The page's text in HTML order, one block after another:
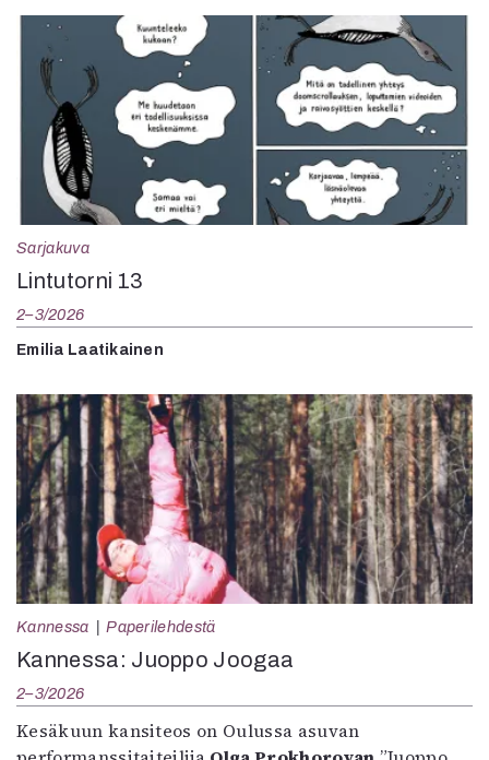
Sarjakuva
Lintutorni 13
2–3/2026
Emilia Laatikainen
Kannessa Paperilehdestä
Kannessa: Juoppo Joogaa
2–3/2026
Kesäkuun kansiteos on Oulussa asuvan